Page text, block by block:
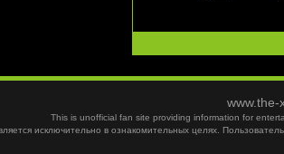
This is unofficial fan site providing information for
исключительно в ознакомительных целях.